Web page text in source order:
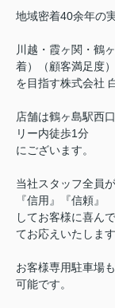
地域密着40余年の実
川越・霞ヶ関・鶴
着）（顧客満足度
を目指す株式会社
店舗は鶴ヶ島駅西
リー内徒歩1分
にございます。
当社スタッフ全員
『信用』『信頼』
してお客様に喜ん
てお応えいたします
お客様専用駐車場
可能です。